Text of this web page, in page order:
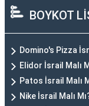
BOYKOT
Domino's Pizza
Elidor İsrail Malı
Patos İsrail Malı
Nike İsrail Malı